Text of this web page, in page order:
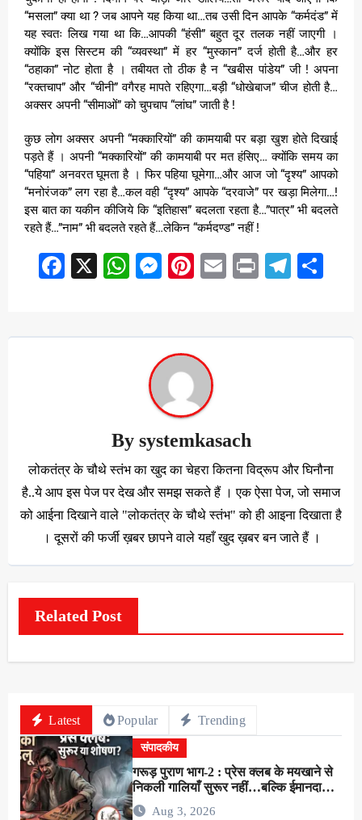
“मसला” क्या था ? जब आपने यह किया था…तब उसी दिन आपके “कर्मदंड” में
यह स्वतः लिख गया था कि…आपकी “हंसी” बहुत दूर तलक नहीं जाएगी ।
क्योंकि इस सिस्टम की “व्यवस्था” में हर “मुस्कान” दर्ज होती है…और हर
“ठहाका” नोट होता है । तबीयत तो ठीक है न “खबीस पांडेय” जी ! अपना
“रक्तचाप” और “चीनी” वगैरह मापते रहिएगा…बड़ी “धोखेबाज” चीज होती है…
अक्सर अपनी “सीमाओं” को चुपचाप “लांघ” जाती है !
कुछ लोग अक्सर अपनी “मक्कारियों” की कामयाबी पर बड़ा खुश होते दिखाई
पड़ते हैं । अपनी “मक्कारियों” की कामयाबी पर मत हंसिए… क्योंकि समय का
“पहिया” अनवरत घूमता है । फिर पहिया घूमेगा…और आज जो “दृश्य” आपको
“मनोरंजक” लग रहा है…कल वही “दृश्य” आपके “दरवाजे” पर खड़ा मिलेगा…!
इस बात का यकीन कीजिये कि “इतिहास” बदलता रहता है…”पात्र” भी बदलते
रहते हैं…”नाम” भी बदलते रहते हैं…लेकिन “कर्मदण्ड” नहीं !
Facebook
X WhatsApp
Messenger
Pinterest
EmailPrint
By systemkasach
लोकतंत्र के चौथे स्तंभ का खुद का चेहरा कितना विद्रूप और घिनौना
है..ये आप इस पेज पर देख और समझ सकते हैं । एक ऐसा पेज, जो समाज
को आईना दिखाने वाले "लोकतंत्र के चौथे स्तंभ" को ही आइना दिखाता है
। दूसरों की फर्जी ख़बर छापने वाले यहाँ खुद ख़बर बन जाते हैं ।
Related Post
Latest Popular Trending
संपादकीय
गरूड़ पुराण भाग-2 : प्रेस क्लब के मयखाने से
निकली गालियाँ सुरूर नहीं…बल्कि ईमानदारी
के शोषण की चीख थी !
Aug 3, 2026